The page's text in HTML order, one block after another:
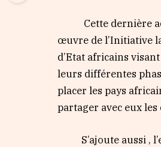
Cette dernière
œuvre de l’Initiative
d’Etat africains
leurs différentes
placer les pays
partager avec eux
S’ajoute aussi ,